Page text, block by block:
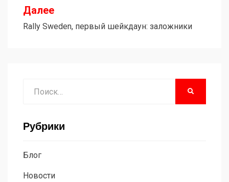
Далее
Rally Sweden, первый шейкдаун: заложники
Рубрики
Блог
Новости